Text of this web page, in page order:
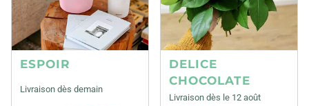
ESPOIR
Livraison dès demain
DELICE
CHOCOLATE
Livraison dès le 12 août